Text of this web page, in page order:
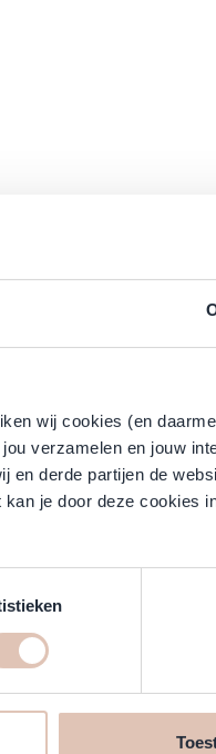
wij cookies (en
verzamelen en jouw
en derde partijen de
je door deze cookies
to carousel
In